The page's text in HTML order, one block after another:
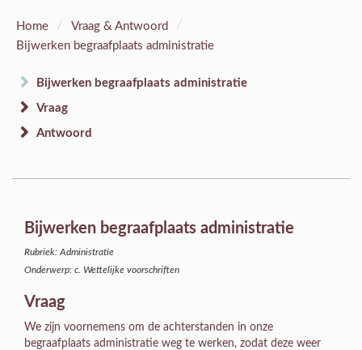
Home / Vraag & Antwoord /
Bijwerken begraafplaats administratie
Bijwerken begraafplaats administratie
Vraag
Antwoord
Bijwerken begraafplaats administratie
Rubriek: Administratie
Onderwerp: c. Wettelijke voorschriften
Vraag
We zijn voornemens om de achterstanden in onze
begraafplaats administratie weg te werken, zodat deze weer